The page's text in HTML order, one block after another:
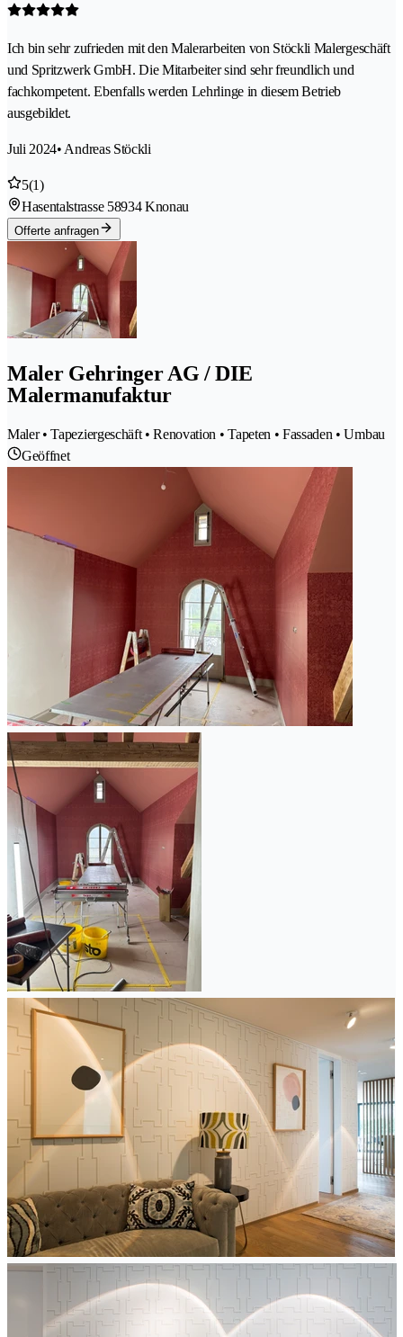
Ich bin sehr zufrieden mit den Malerarbeiten von Stöckli Malergeschäft
und Spritzwerk GmbH. Die Mitarbeiter sind sehr freundlich und
fachkompetent. Ebenfalls werden Lehrlinge in diesem Betrieb
ausgebildet.
Juli 2024• Andreas Stöckli
5(1)
Hasentalstrasse 58934 Knonau
Offerte anfragen
Maler Gehringer AG / DIE
Malermanufaktur
Maler • Tapeziergeschäft • Renovation • Tapeten • Fassaden • Umbau
Geöffnet